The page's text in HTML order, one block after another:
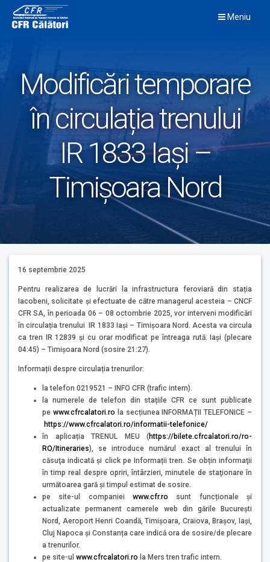
content
Meniu
Modificări temporare
în circulația trenului
IR 1833 Iași –
Timișoara Nord
16 septembrie 2025
Pentru realizarea de lucrări la infrastructura feroviară din stația
Iacobeni, solicitate și efectuate de către managerul acesteia – CNCF
CFR SA, în perioada 06 – 08 octombrie 2025, vor interveni modificări
în circulația trenului IR 1833 Iași – Timișoara Nord. Acesta va circula
ca tren IR 12839 și cu orar modificat pe întreaga rută: Iași (plecare
04:45) – Timișoara Nord (sosire 21:27).
Informații despre circulația trenurilor:
la telefon 0219521 – INFO CFR (trafic intern).
la numerele de telefon din stațiile CFR ce sunt publicate
pe www.cfrcalatori.ro la secțiunea INFORMAȚII TELEFONICE –
https://www.cfrcalatori.ro/informatii-telefonice/
în aplicația TRENUL MEU (https://bilete.cfrcalatori.ro/ro-
RO/Itineraries), se introduce numărul exact al trenului în
căsuţa indicată şi click pe Informații tren. Se obțin informaţii
în timp real despre opriri, întârzieri, minutele de staţionare în
următoarea gară şi timpul estimat de sosire.
pe site-ul companiei www.cfr.ro sunt funcționale și
actualizate permanent camerele web din gările București
Nord, Aeroport Henri Coandă, Timișoara, Craiova, Brașov, Iași,
Cluj Napoca și Constanța care indică ora de sosire/de plecare
a trenurilor.
pe site-ul www.cfrcalatori.ro la Mers tren trafic intern.